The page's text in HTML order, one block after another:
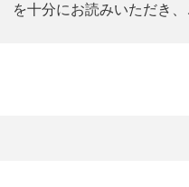
を十分にお読みいただき